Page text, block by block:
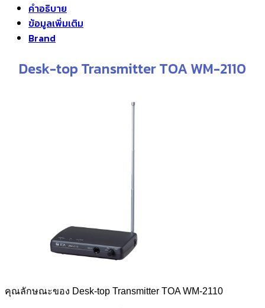
คำอธิบาย
ข้อมูลเพิ่มเติม
Brand
Desk-top Transmitter TOA WM-2110
คุณลักษณะของ Desk-top Transmitter TOA WM-2110